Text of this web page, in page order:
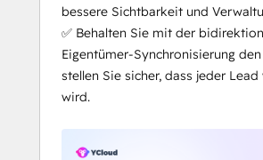
bessere Sichtbarkeit und
✅ Behalten Sie mit der
Eigentümer-Synchronisierung
stellen Sie sicher, dass jeder
wird.